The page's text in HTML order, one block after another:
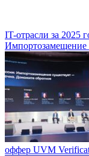
IT-отрасли за 2025
Импортозамещение
оффер UVM